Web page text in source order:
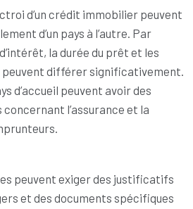
d’un crédit immobilier peuvent
d’un pays à l’autre. Par
la durée du prêt et les
peuvent différer significativement.
d’accueil peuvent avoir des
l’assurance et la
peuvent exiger des justificatifs
et des documents spécifiques